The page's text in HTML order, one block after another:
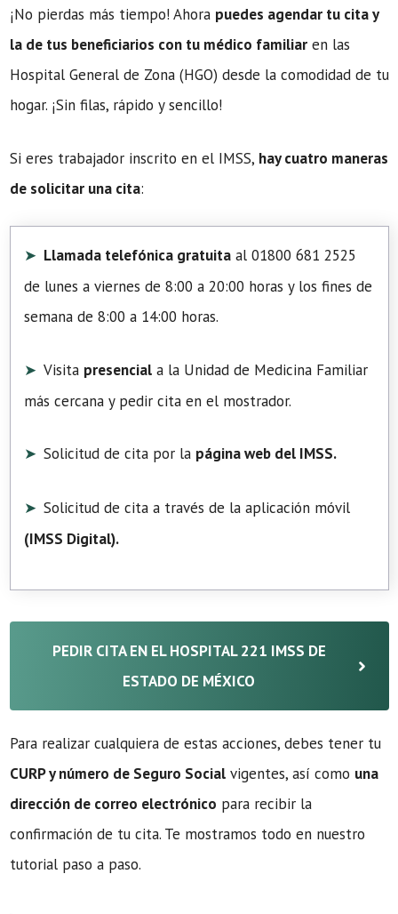
¡No pierdas más tiempo! Ahora puedes agendar tu cita y
la de tus beneficiarios con tu médico familiar en las
Hospital General de Zona (HGO) desde la comodidad de tu
hogar. ¡Sin filas, rápido y sencillo!
Si eres trabajador inscrito en el IMSS, hay cuatro maneras
de solicitar una cita:
Llamada telefónica gratuita al 01800 681 2525
de lunes a viernes de 8:00 a 20:00 horas y los fines de
semana de 8:00 a 14:00 horas.
Visita presencial a la Unidad de Medicina Familiar
más cercana y pedir cita en el mostrador.
Solicitud de cita por la página web del IMSS.
Solicitud de cita a través de la aplicación móvil
(IMSS Digital).
PEDIR CITA EN EL HOSPITAL 221 IMSS DE
ESTADO DE MÉXICO
Para realizar cualquiera de estas acciones, debes tener tu
CURP y número de Seguro Social vigentes, así como una
dirección de correo electrónico para recibir la
confirmación de tu cita. Te mostramos todo en nuestro
tutorial paso a paso.